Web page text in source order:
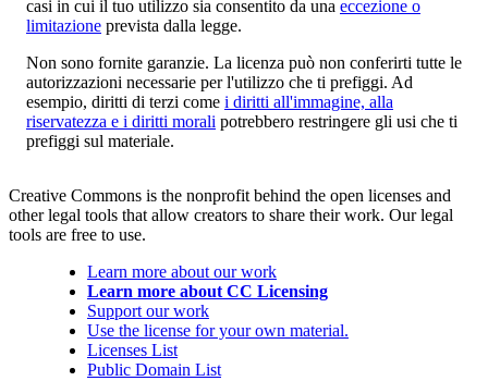
casi in cui il tuo utilizzo sia consentito da una eccezione o
limitazione prevista dalla legge.
Non sono fornite garanzie. La licenza può non conferirti tutte le
autorizzazioni necessarie per l'utilizzo che ti prefiggi. Ad
esempio, diritti di terzi come i diritti all'immagine, alla
riservatezza e i diritti morali potrebbero restringere gli usi che ti
prefiggi sul materiale.
Creative Commons is the nonprofit behind the open licenses and
other legal tools that allow creators to share their work. Our legal
tools are free to use.
Learn more about our work
Learn more about CC Licensing
Support our work
Use the license for your own material.
Licenses List
Public Domain List